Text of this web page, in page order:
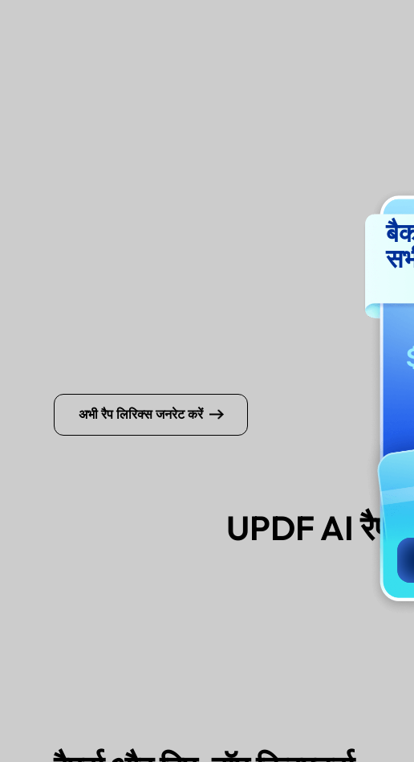
अभी रैप लिरिक्स जनरेट करें
UPDF AI रैप